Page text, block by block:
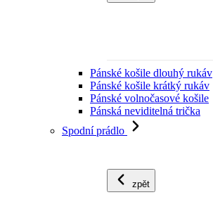
Pánské košile dlouhý rukáv
Pánské košile krátký rukáv
Pánské volnočasové košile
Pánská neviditelná trička
Spodní prádlo
zpět